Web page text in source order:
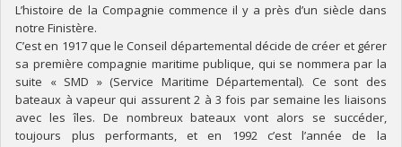
L’histoire de la Compagnie commence il y a près d’un siècle dans
notre Finistère.
C’est en 1917 que le Conseil départemental décide de créer et gérer
sa première compagnie maritime publique, qui se nommera par la
suite « SMD » (Service Maritime Départemental). Ce sont des
bateaux à vapeur qui assurent 2 à 3 fois par semaine les liaisons
avec les îles. De nombreux bateaux vont alors se succéder,
toujours plus performants, et en 1992 c’est l’année de la